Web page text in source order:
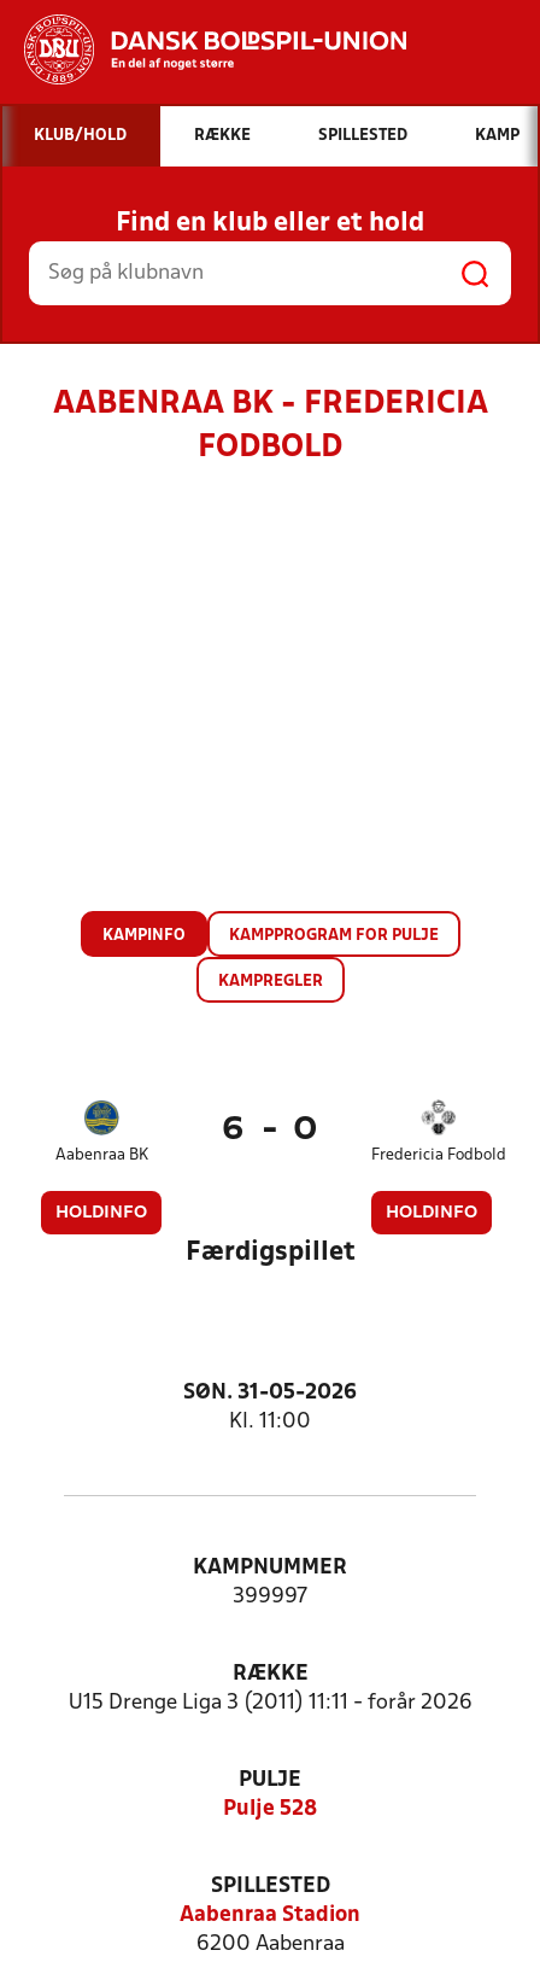
Hvad vil du søge efter?
INDHOLD OG NYHEDER
STILLINGER, RESULTATER, KLUBBER OG
HOLD
KLUB/HOLD RÆKKE SPILLESTED KAMP
Find en klub eller et hold
AABENRAA BK - FREDERICIA
FODBOLD
KAMPINFO KAMPPROGRAM FOR PULJE
KAMPREGLER
Aabenraa BK
HOLDINFO
6 - 0
Fredericia Fodbold
HOLDINFO
Færdigspillet
SØN. 31-05-2026
Kl. 11:00
KAMPNUMMER
399997
RÆKKE
U15 Drenge Liga 3 (2011) 11:11 - forår 2026
PULJE
Pulje 528
SPILLESTED
Aabenraa Stadion
6200 Aabenraa